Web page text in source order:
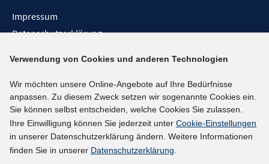
Impressum
Datenschutzerklärung
Barrieren melden
Social-Media-Kanäle
BlueSky
YouTube
LinkedIn
Verwendung von Cookies und anderen Technologien
Wir möchten unsere Online-Angebote auf Ihre Bedürfnisse
anpassen. Zu diesem Zweck setzen wir sogenannte Cookies ein.
Sie können selbst entscheiden, welche Cookies Sie zulassen.
Ihre Einwilligung können Sie jederzeit unter Cookie-Einstellungen
in unserer Datenschutzerklärung ändern. Weitere Informationen
finden Sie in unserer Datenschutzerklärung.